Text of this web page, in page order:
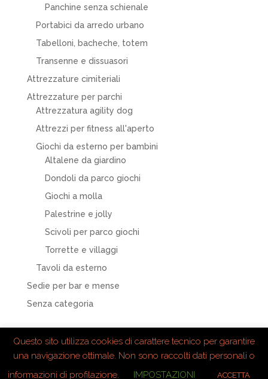
Panchine senza schienale
Portabici da arredo urbano
Tabelloni, bacheche, totem
Transenne e dissuasori
Attrezzature cimiteriali
Attrezzature per parchi
Attrezzatura agility dog
Attrezzi per fitness all'aperto
Giochi da esterno per bambini
Altalene da giardino
Dondoli da parco giochi
Giochi a molla
Palestrine e jolly
Scivoli per parco giochi
Torrette e villaggi
Tavoli da esterno
Sedie per bar e mense
Senza categoria
Questo sito utilizza cookies di carattere tecnico per garantire
una navigazione ottimale. Non sono raccolti dati personali o
informazioni di profilazione.
IMPOSTAZIONI ACCETTA